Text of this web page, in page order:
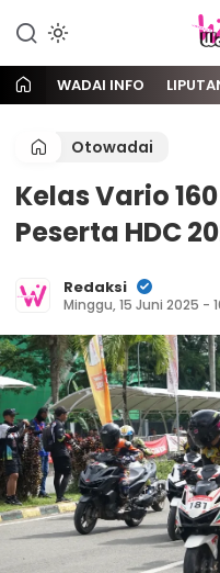
Gaya
WADAI INFO
Otowadai
Kelas Vario
Peserta HDC
Redaksi
Minggu, 15 Juni 2025 -